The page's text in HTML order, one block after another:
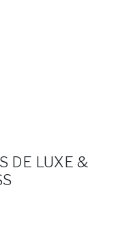
DE LUXE &